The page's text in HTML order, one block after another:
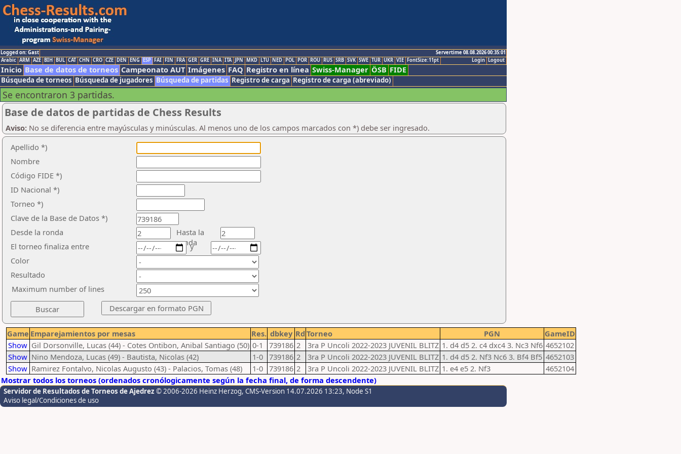
Logged on: Gast
Servertime 08.08.2026 00:35:01
Logout
Login
Arabic ARM AZE BIH BUL CAT CHN CRO CZE DEN ENG ESP FAI FIN FRA GER GRE INA ITA JPN MKD LTU NED POL POR ROU RUS SRB SVK SWE TUR UKR VIE FontSize:11pt
Inicio Base de datos de torneos Campeonato AUT Imágenes FAQ Registro en línea Swiss-Manager ÖSB FIDE
Búsqueda de torneos Búsqueda de jugadores Búsqueda de partidas Registro de carga Registro de carga (abreviado)
Se encontraron 3 partidas.
Base de datos de partidas de Chess Results
Aviso: No se diferencia entre mayúsculas y minúsculas. Al menos uno de los campos marcados con *) debe ser ingresado.
Apellido *)
Nombre
Código FIDE *)
ID Nacional *)
Torneo *)
Clave de la Base de Datos *)
Desde la ronda
Hasta la
ronda
El torneo finaliza entre
Color
Resultado
y
Maximum number of lines
Game Emparejamientos por mesas Res. dbkey Rd Torneo PGN
GameID
Show Gil Dorsonville, Lucas (44) - Cotes Ontibon, Anibal Santiago (50) 0-1 739186 2 3ra P Uncoli 2022-2023 JUVENIL BLITZ 1. d4 d5 2. c4 dxc4 3. Nc3 Nf6 4652102
Show Nino Mendoza, Lucas (49) - Bautista, Nicolas (42) 1-0 739186 2 3ra P Uncoli 2022-2023 JUVENIL BLITZ 1. d4 d5 2. Nf3 Nc6 3. Bf4 Bf5 4652103
Show Ramirez Fontalvo, Nicolas Augusto (43) - Palacios, Tomas (48) 1-0 739186 2 3ra P Uncoli 2022-2023 JUVENIL BLITZ 1. e4 e5 2. Nf3
4652104
Mostrar todos los torneos (ordenados cronólogicamente según la fecha final, de forma descendente)
Servidor de Resultados de Torneos de Ajedrez © 2006-2026 Heinz Herzog, CMS-Version 14.07.2026 13:23, Node S1
Aviso legal/Condiciones de uso